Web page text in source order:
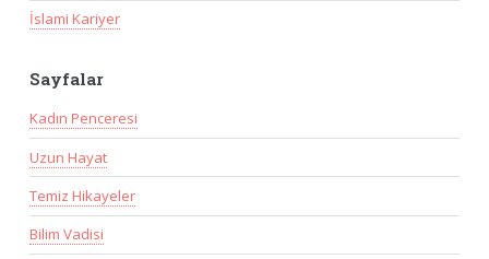
İslami Kariyer
Sayfalar
Kadın Penceresi
Uzun Hayat
Temiz Hikayeler
Bilim Vadisi